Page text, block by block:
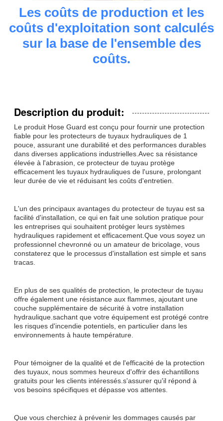
Les coûts de production et les
coûts d'exploitation sont calculés
sur la base de l'ensemble des
coûts.
Description du produit:
Le produit Hose Guard est conçu pour fournir une protection
fiable pour les protecteurs de tuyaux hydrauliques de 1
pouce, assurant une durabilité et des performances durables
dans diverses applications industrielles.Avec sa résistance
élevée à l'abrasion, ce protecteur de tuyau protège
efficacement les tuyaux hydrauliques de l'usure, prolongant
leur durée de vie et réduisant les coûts d'entretien.
L'un des principaux avantages du protecteur de tuyau est sa
facilité d'installation, ce qui en fait une solution pratique pour
les entreprises qui souhaitent protéger leurs systèmes
hydrauliques rapidement et efficacement.Que vous soyez un
professionnel chevronné ou un amateur de bricolage, vous
constaterez que le processus d'installation est simple et sans
tracas.
En plus de ses qualités de protection, le protecteur de tuyau
offre également une résistance aux flammes, ajoutant une
couche supplémentaire de sécurité à votre installation
hydraulique.sachant que votre équipement est protégé contre
les risques d'incendie potentiels, en particulier dans les
environnements à haute température.
Pour témoigner de la qualité et de l'efficacité de la protection
des tuyaux, nous sommes heureux d'offrir des échantillons
gratuits pour les clients intéressés.s'assurer qu'il répond à
vos besoins spécifiques et dépasse vos attentes.
Que vous cherchiez à prévenir les dommages causés par